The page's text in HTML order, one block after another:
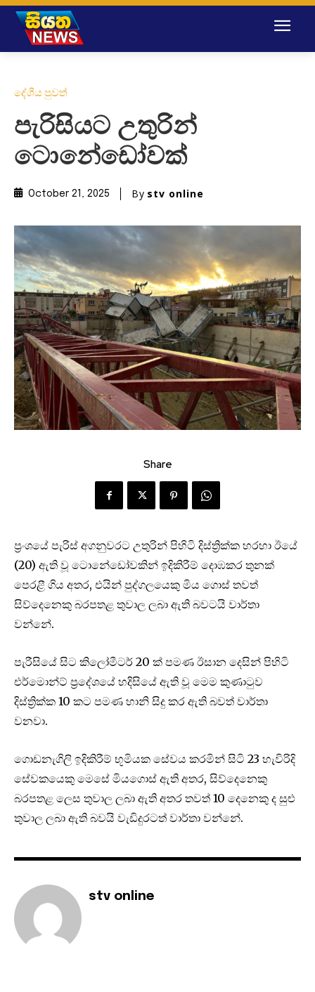
දේශීය පුවත්
පැරිසියට උතුරින්
ටොනේඩෝවක්
October 21, 2025 By stv online
Share
ප්‍රංශයේ පැරිස් අගනුවරට උතුරින් පිහිටි දිස්ත්‍රික්ක හරහා ඊයේ
(20) ඇති වූ ටොනේඩෝවකින් ඉදිකිරීම් දොඹකර තුනක්
පෙරළී ගිය අතර, එයින් පුද්ගලයෙකු මිය ගොස් තවත්
සිව්දෙනෙකු බරපතළ තුවාල ලබා ඇති බවටයි වාර්තා
වන්නේ.
පැරීසියේ සිට කිලෝමීටර් 20 ක් පමණ ඊසාන දෙසින් පිහිටි
එර්මොන්ට් ප්‍රදේශයේ හදිසියේ ඇති වූ මෙම කුණාටුව
දිස්ත්‍රික්ක 10 කට පමණ හානි සිදු කර ඇති බවත් වාර්තා
වනවා.
ගොඩනැගිලි ඉදිකිරීම් භූමියක සේවය කරමින් සිටි 23 හැවිරිදි
සේවකයෙකු මෙසේ මියගොස් ඇති අතර, සිව්දෙනෙකු
බරපතළ ලෙස තුවාල ලබා ඇති අතර තවත් 10 දෙනෙකු ද සුළු
තුවාල ලබා ඇති බවයි වැඩිදුරටත් වාර්තා වන්නේ.
stv online